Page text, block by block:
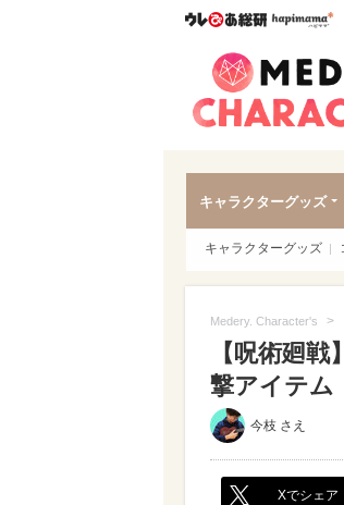
ウレぴあ
キャラクターグッズ
キャラクターグッズ
Medery. Character's >
【呪術廻
撃アイテム
今枝 さえ
Xでシェア